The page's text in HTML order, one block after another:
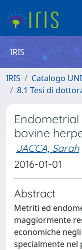
IRIS
IRIS Catalogo
8.1 Tesi di
bovine
JACCA, Sarah
2016-01-01
Abstract
Metriti ed
maggiormente
economiche
specialmente nel